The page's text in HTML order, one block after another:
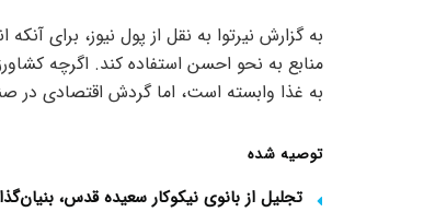
به گزارش نیرتوا به نقل از پول نیوز، برای
منابع به نحو احسن استفاده کند. اگرچه
به غذا وابسته است، اما گردش اقتصادی در
توصیه شده
تجلیل از بانوی نیکوکار سعیده قدس،